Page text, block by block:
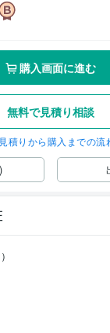
購入画面に進む
無料で見積り相談
見積りから購入までの流